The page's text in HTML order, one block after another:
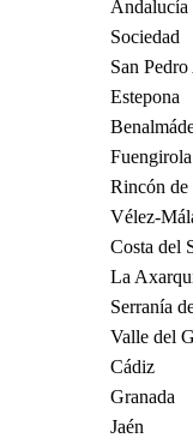
Andalucía
Sociedad
San
Estepona
Fuengirola
Rincón
Vélez-
Costa del
La
Serranía
Valle del
Cádiz
Granada
Jaén